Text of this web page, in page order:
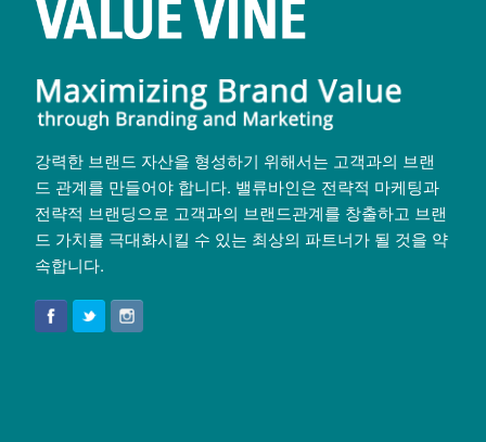
강력한 브랜드 자산을 형성하기 위해서는 고객과의 브랜
드 관계를 만들어야 합니다. 밸류바인은 전략적 마케팅과
전략적 브랜딩으로 고객과의 브랜드관계를 창출하고 브랜
드 가치를 극대화시킬 수 있는 최상의 파트너가 될 것을 약
속합니다.